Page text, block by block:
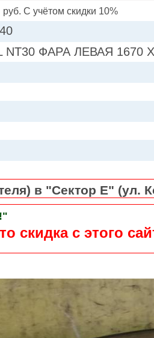
руб. С учётом скидки 10%
NT30 ФАРА ЛЕВАЯ 1670
в "Сектор Е" (ул.
скидка с этого